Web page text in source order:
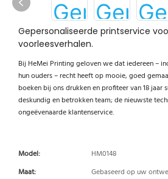
Gepersonaliseerde printservice
voorleesverhalen.
Bij HeMei Printing geloven we dat iedereen –
hun ouders – recht heeft op mooie, goed
boeken bij ons drukken en profiteer van 18 jaar
deskundig en betrokken team; de nieuwste
ongeëvenaarde klantenservice.
Model:
HM0148
Maat:
Gebaseerd op uw